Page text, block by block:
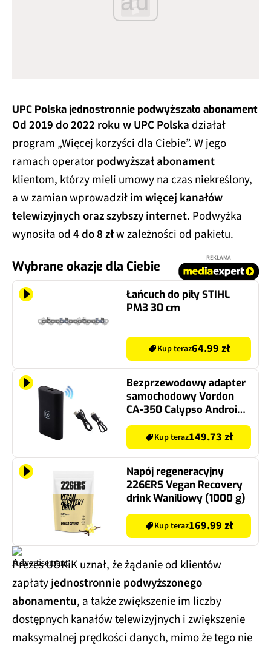
UPC Polska jednostronnie podwyższało abonament
Od 2019 do 2022 roku w UPC Polska działał
program „Więcej korzyści dla Ciebie”. W jego
ramach operatorpodwyższał abonament
klientom, którzy mieli umowy na czas niekreślony,
a w zamian wprowadził imwięcej kanałów
telewizyjnych oraz szybszy internet. Podwyżka
wynosiła od 4 do 8 złw zależności od pakietu.
Wybrane okazje dla Ciebie
REKLAMA
Łańcuch do piły STIHL
PM3 30 cm
Kup teraz64.99 zł
Bezprzewodowy adapter
samochodowy Vordon
CA-350 Calypso Android
Auto & Carplay
Kup teraz149.73 zł
Napój regeneracyjny
226ERS Vegan Recovery
drink Waniliowy (1000 g)
Kup teraz169.99 zł
Prezes UOKiK uznał, że żądanie od klientów
zapłaty jednostronnie podwyższonego
abonamentu, a także zwiększenie im liczby
dostępnych kanałów telewizyjnych i zwiększenie
maksymalnej prędkości danych, mimo że tego nie